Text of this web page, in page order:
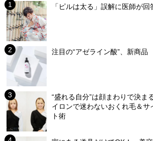
「ピルは太る」誤解に医師が回
注目の“アゼライン酸”、新商品
“盛れる自分”は顔まわりで決
イロンで迷わないおくれ毛＆サ
ト術